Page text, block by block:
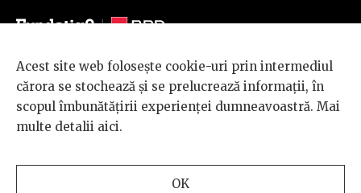
© 2026 BRD Groupe Société Générale, toate drepturile rezervate.
Scena 9 este un proiect sustinut de
BRD GROUPE SOCIÉTÉ
GÉNÉRALE
Acest site web folosește cookie-uri prin intermediul
cărora se stochează și se prelucrează informații, în
scopul îmbunătățirii experienței dumneavoastră. Mai
multe detalii aici.
OK